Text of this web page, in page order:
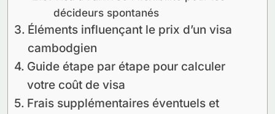
décideurs spontanés
Éléments influençant le prix d’un visa
cambodgien
Guide étape par étape pour calculer
votre coût de visa
Frais supplémentaires éventuels et